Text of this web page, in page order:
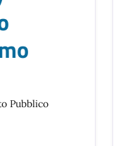
Pubblico